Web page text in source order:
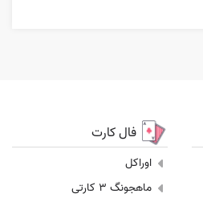
فال کارت
اوراکل
ماهجونگ 3 کارتی